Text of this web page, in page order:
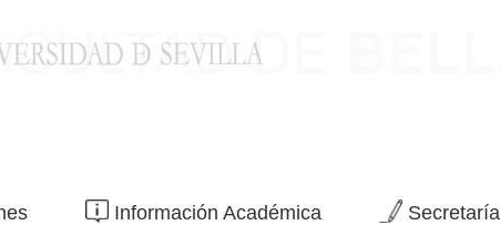
Información Académica Secretaría